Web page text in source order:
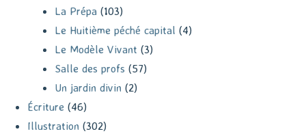
La Prépa (103)
Le Huitième péché capital (4)
Le Modèle Vivant (3)
Salle des profs (57)
Un jardin divin (2)
Écriture (46)
Illustration (302)